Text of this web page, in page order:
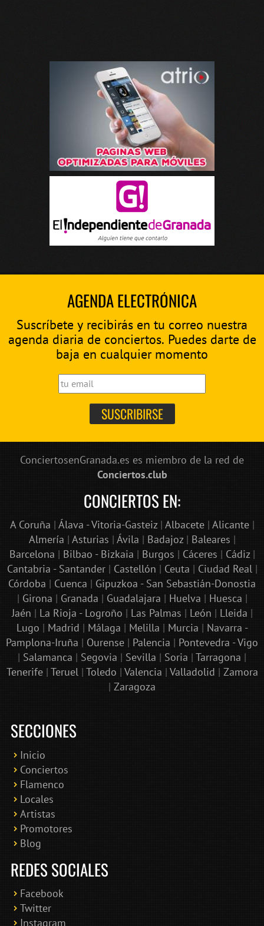
AGENDA ELECTRÓNICA
Suscríbete y recibirás en tu correo nuestra
agenda diaria de conciertos. Puedes darte de
baja en cualquier momento
ConciertosenGranada.es es miembro de la red de
Conciertos.club
CONCIERTOS EN:
A Coruña | Álava - Vitoria-Gasteiz| Albacete| Alicante|
Almería | Asturias | Ávila | Badajoz| Baleares |
Barcelona | Bilbao - Bizkaia | Burgos | Cáceres | Cádiz|
Cantabria - Santander| Castellón | Ceuta | Ciudad Real|
Córdoba | Cuenca | Gipuzkoa - San Sebastián-Donostia
| Girona | Granada | Guadalajara | Huelva | Huesca |
Jaén | La Rioja - Logroño | Las Palmas | León | Lleida |
Lugo | Madrid | Málaga | Melilla | Murcia | Navarra -
Pamplona-Iruña | Ourense | Palencia | Pontevedra - Vigo
| Salamanca | Segovia | Sevilla | Soria | Tarragona |
Tenerife| Teruel| Toledo | Valencia | Valladolid | Zamora
| Zaragoza
SECCIONES
Inicio
Conciertos
Flamenco
Locales
Artistas
Promotores
Blog
REDES SOCIALES
Facebook
Twitter
Instagram